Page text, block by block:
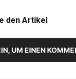
den Artikel
UM EINEN